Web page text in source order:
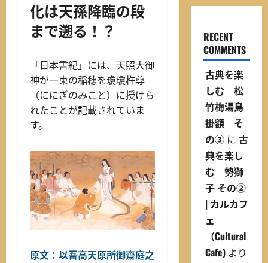
化は天孫降臨の段
まで遡る！？
「日本書紀」には、天照大御
神が一束の稲穂を瓊瓊杵尊
（ににぎのみこと）に授けら
れたことが記載されていま
す。
原文：以吾高天原所御齋庭之
RECENT
COMMENTS
古典を楽
しむ 松
竹梅湯島
掛額 そ
の③に 古
典を楽し
む 勢獅
子 その②
| カルカフ
ェ
（Cultural
Cafe)より